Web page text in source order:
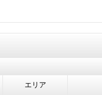
エリア